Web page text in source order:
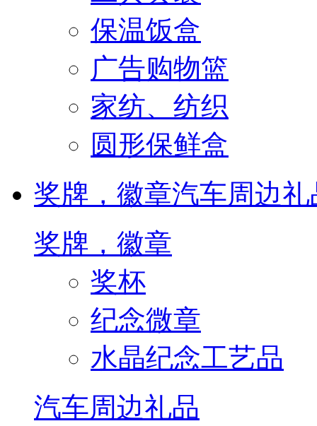
保温饭盒
广告购物篮
家纺、纺织
圆形保鲜盒
奖牌，徽章汽车周边礼
奖牌，徽章
奖杯
纪念微章
水晶纪念工艺品
汽车周边礼品